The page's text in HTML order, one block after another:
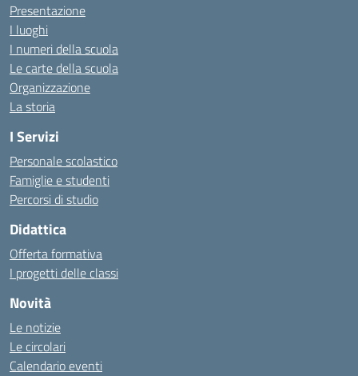
Presentazione
I luoghi
I numeri della scuola
Le carte della scuola
Organizzazione
La storia
I Servizi
Personale scolastico
Famiglie e studenti
Percorsi di studio
Didattica
Offerta formativa
I progetti delle classi
Novità
Le notizie
Le circolari
Calendario eventi